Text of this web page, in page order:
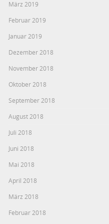
März 2019
Februar 2019
Januar 2019
Dezember 2018
November 2018
Oktober 2018
September 2018
August 2018
Juli 2018
Juni 2018
Mai 2018
April 2018
März 2018
Februar 2018